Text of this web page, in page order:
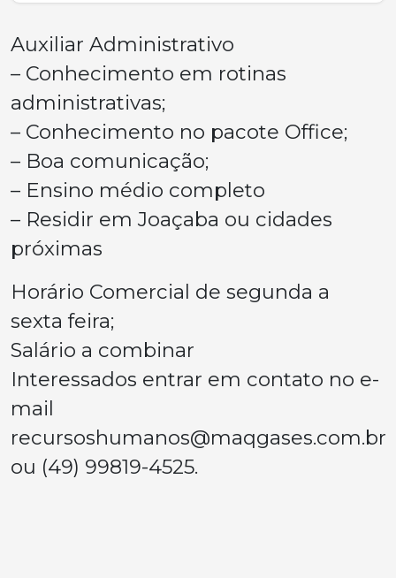
Auxiliar Administrativo
– Conhecimento em rotinas
administrativas;
– Conhecimento no pacote Office;
– Boa comunicação;
– Ensino médio completo
– Residir em Joaçaba ou cidades
próximas
Horário Comercial de segunda a
sexta feira;
Salário a combinar
Interessados entrar em contato no e-
mail
recursoshumanos@maqgases.com.br
ou (49) 99819-4525.